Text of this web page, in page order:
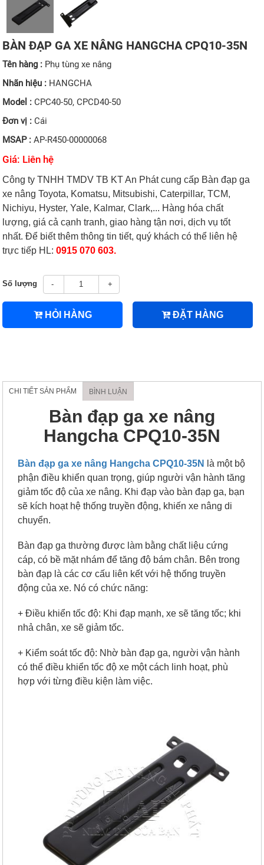
BÀN ĐẠP GA XE NÂNG HANGCHA CPQ10-35N
Tên hàng : Phụ tùng xe nâng
Nhãn hiệu : HANGCHA
Model :CPC40-50, CPCD40-50
Đơn vị :Cái
MSAP :AP-R450-00000068
Giá: Liên hệ
Công ty TNHH TMDV TB KT An Phát cung cấp Bàn đạp ga
xe nâng Toyota, Komatsu, Mitsubishi, Caterpillar, TCM,
Nichiyu, Hyster, Yale, Kalmar, Clark,... Hàng hóa chất
lượng, giá cả cạnh tranh, giao hàng tận nơi, dịch vụ tốt
nhất. Để biết thêm thông tin tiết, quý khách có thể liên hệ
trực tiếp HL:0915 070 603.
Số lượng - +
HỎI HÀNG ĐẶT HÀNG
CHI TIẾT SẢN PHẨM BÌNH LUẬN
Bàn đạp ga xe nâng
Hangcha CPQ10-35N
Bàn đạp ga xe nâng Hangcha CPQ10-35N
là một bộ
phận điều khiển quan trọng, giúp người vận hành tăng
giảm tốc độ của xe nâng. Khi đạp vào bàn đạp ga, bạn
sẽ kích hoạt hệ thống truyền động, khiến xe nâng di
chuyển.
Bàn đạp ga thường được làm bằng chất liệu cứng
cáp, có bề mặt nhám để tăng độ bám chân. Bên trong
bàn đạp là các cơ cấu liên kết với hệ thống truyền
động của xe. Nócó chức năng:
+ Điều khiển tốc độ: Khi đạp mạnh, xe sẽ tăng tốc; khi
nhả chân, xe sẽ giảm tốc.
+ Kiểm soát tốc độ: Nhờ bàn đạp ga, người vận hành
có thể điều khiển tốc độ xe một cách linh hoạt, phù
hợp với từng điều kiện làm việc.